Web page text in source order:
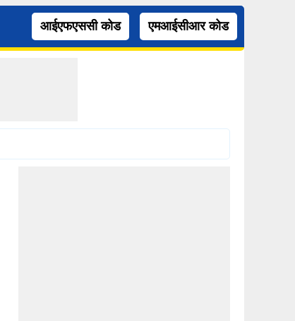
आईएफएससी कोड एमआईसीआर कोड